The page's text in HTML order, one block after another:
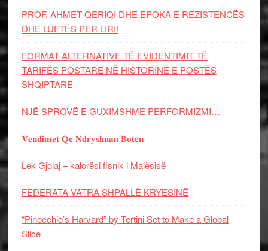
PROF. AHMET QERIQI DHE EPOKA E REZISTENCЁS
DHE LUFTЁS PЁR LIRI!
FORMAT ALTERNATIVE TË EVIDENTIMIT TË
TARIFËS POSTARE NË HISTORINË E POSTËS
SHQIPTARE
NJË SPROVË E GUXIMSHME PERFORMIZMI…
𝐕𝐞𝐧𝐝𝐢𝐦𝐞𝐭 𝐐𝐞̈ 𝐍𝐝𝐫𝐲𝐬𝐡𝐮𝐚𝐧 𝐁𝐨𝐭𝐞̈𝐧
Lek Gjolaj – kalorësi fisnik i Malësisë
FEDERATA VATRA SHPALLË KRYESINË
“Pinocchio’s Harvard” by Tertini Set to Make a Global
Slice